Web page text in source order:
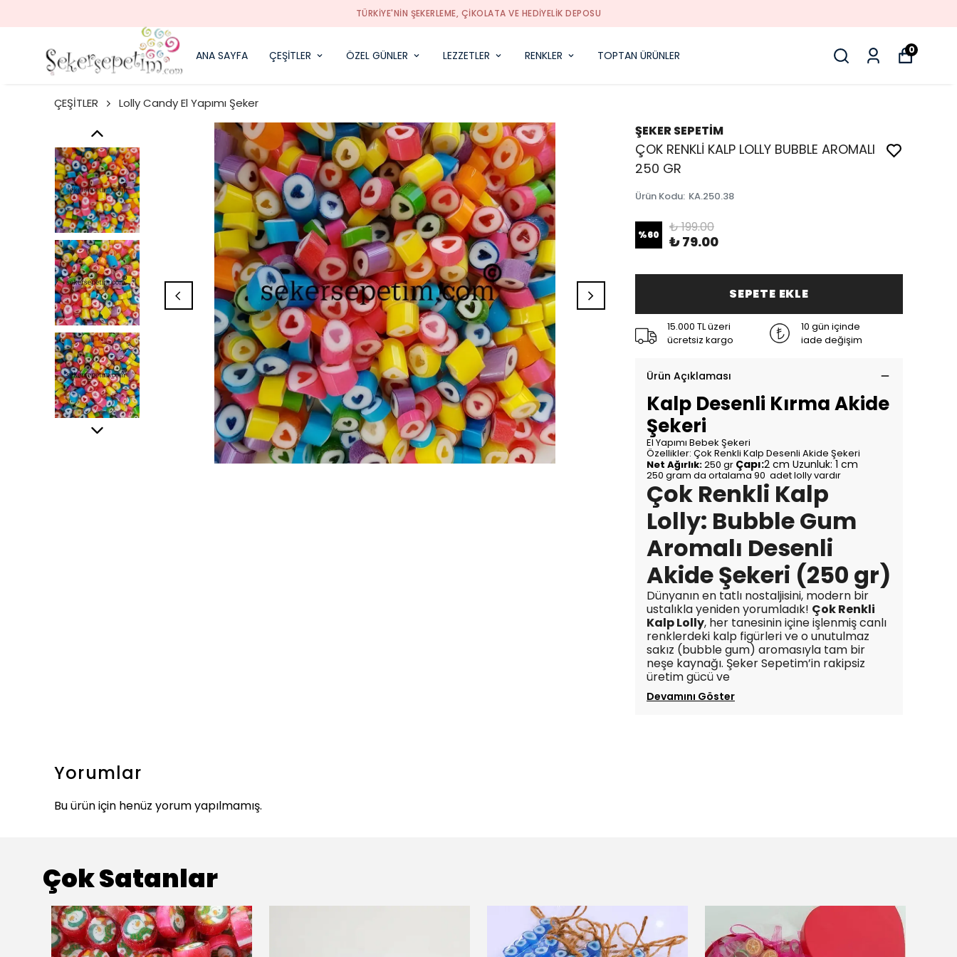
TÜRKIYE'NIN ŞEKERLEME, ÇIKOLATA VE HEDIYELIK DEPOSU
ANA SAYFA ÇEŞİTLER ÖZEL GÜNLER LEZZETLER RENKLER TOPTAN ÜRÜNLER 0
ÇEŞİTLER Lolly Candy El Yapımı Şeker
ŞEKER SEPETİM
ÇOK RENKLİ KALP LOLLY BUBBLE AROMALI
250 GR
Ürün Kodu: KA.250.38
%60 ₺ 199.00
₺ 79.00
SEPETE EKLE
15.000 TL üzeri
ücretsiz kargo
10 gün içinde
iade değişim
Ürün Açıklaması
Kalp Desenli Kırma Akide
Şekeri
El Yapımı Bebek Şekeri
Özellikler: Çok Renkli Kalp Desenli Akide Şekeri
Net Ağırlık:250 gr Çapı:2 cm Uzunluk: 1 cm
250 gram da ortalama 90 adet lolly vardır
Çok Renkli Kalp
Lolly: Bubble Gum
Aromalı Desenli
Akide Şekeri (250 gr)
Dünyanın en tatlı nostaljisini, modern bir
ustalıkla yeniden yorumladık! Çok Renkli
Kalp Lolly, her tanesinin içine işlenmiş canlı
renklerdeki kalp figürleri ve o unutulmaz
sakız (bubble gum) aromasıyla tam bir
neşe kaynağı. Şeker Sepetim’in rakipsiz
üretim gücü ve
Devamını Göster
Yorumlar
Bu ürün için henüz yorum yapılmamış.
Çok Satanlar